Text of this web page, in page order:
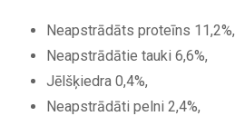
Neapstrādāts proteīns 11,2%,
Neapstrādātie tauki 6,6%,
Jēlšķiedra 0,4%,
Neapstrādāti pelni 2,4%,